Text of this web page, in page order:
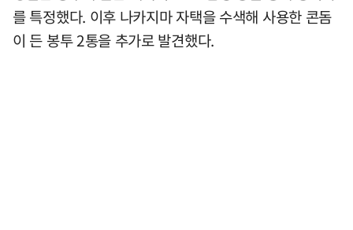
를 특정했다. 이후 나카지마 자택을 수색해 사용한 콘돔
이 든 봉투 2통을 추가로 발견했다.